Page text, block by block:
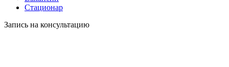
Стационар
Запись на консультацию